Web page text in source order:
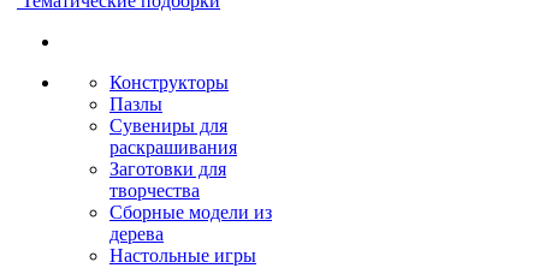
Конструкторы
Пазлы
Сувениры для
раскрашивания
Заготовки для
творчества
Сборные модели из
дерева
Настольные игры